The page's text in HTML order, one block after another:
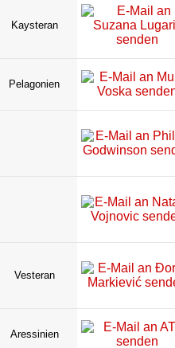
Kaysteran
Pelagonien
Vesteran
Aressinien